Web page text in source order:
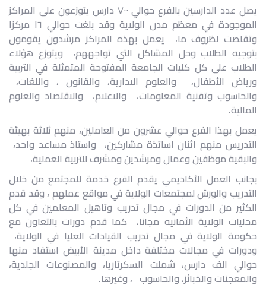
يصل عدد الدارسين بالفرع حوالي ٧٠٠ دارس يتوزعون على المراكز
الموجودة في معظم مدن الولاية وقد بلغت حوالي ١٦ مركزا
وتقلصت لظروف ما، يعمل بهذه المراكز مرشدون يقومون
بتوجيه الطلاب وحل المشاكل التي تواجههم، ويتوزع هؤلاء
الطلاب على كل كليات الجامعة المفتوحة المتمثلة في التربية
ورياض الأطفال، والعلوم الادارية، والقانون ، واللغات،
والحاسوب وتقنية المعلومات، والاعلام، والاقتصاد والعلوم
المالية.
يعمل بهذا الفرع حوالي عشرون من العاملين، منهم ثلاثة بهيئة
التدريس منهم اثنان اساتذة مشاركين، واستاذ مساعد واحد،
والبقية موظفين وعمال ومرشدين ومشرف للتربية العملية،
بجانب العمل الأكاديمي يقدم الفرع خدمة للمجتمع من خلال
التدريب والورش لمجتمعات الولاية في مواقع عملهم ، وقد قدم
الكثير من الدورات في مجال تدريب وتاهيل المعلمين في كل
محليات الولاية الثمانيه مجانا، كما قدم دورات بالتعاون مع
حكومة الولاية في مجال تدريب القيادات العليا في الولاية،
ودورات في مجالات مختلفة داخل مدينة الأبيض استفاد منها
حوالي الف دارس، شملت السكرتاريا، والمصنوعات الجلدية،
والمعجنات والخبائز، والحاسوب ، وغيرها.